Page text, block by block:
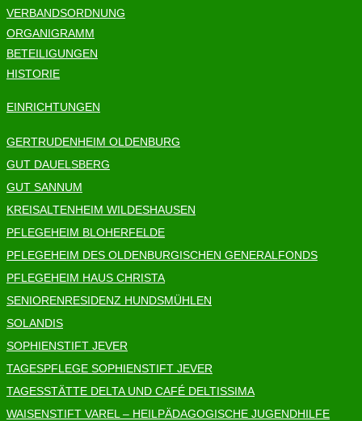
VERBANDSORDNUNG
ORGANIGRAMM
BETEILIGUNGEN
HISTORIE
EINRICHTUNGEN
GERTRUDENHEIM OLDENBURG
GUT DAUELSBERG
GUT SANNUM
KREISALTENHEIM WILDESHAUSEN
PFLEGEHEIM BLOHERFELDE
PFLEGEHEIM DES OLDENBURGISCHEN GENERALFONDS
PFLEGEHEIM HAUS CHRISTA
SENIORENRESIDENZ HUNDSMÜHLEN
SOLANDIS
SOPHIENSTIFT JEVER
TAGESPFLEGE SOPHIENSTIFT JEVER
TAGESSTÄTTE DELTA UND CAFÉ DELTISSIMA
WAISENSTIFT VAREL – HEILPÄDAGOGISCHE JUGENDHILFE